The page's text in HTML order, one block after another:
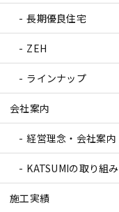
長期優良住宅
ZEH
ラインナップ
会社案内
経営理念・会社案内
KATSUMIの取り組み
施工実績